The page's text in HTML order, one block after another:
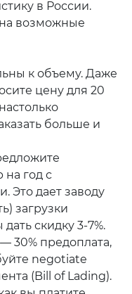
в России.
на возможные
к объему. Даже
цену для 20
больше и
на год с
Это дает заводу
загрузки
скидку 3-7%.
30% предоплата,
negotiate
(Bill of Lading).